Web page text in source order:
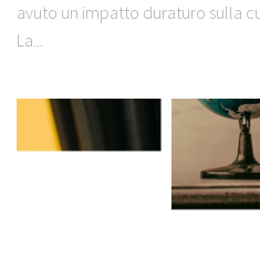
avuto un impatto duraturo sulla
La...